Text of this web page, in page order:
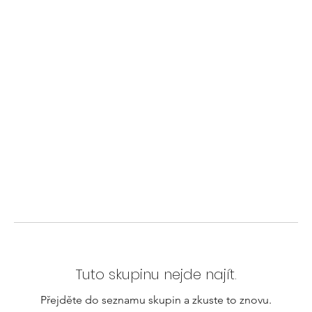
Tuto skupinu nejde najít.
Přejděte do seznamu skupin a zkuste to znovu.